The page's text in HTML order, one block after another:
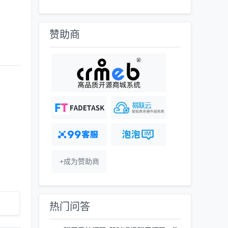
赞助商
+成为赞助商
热门问答